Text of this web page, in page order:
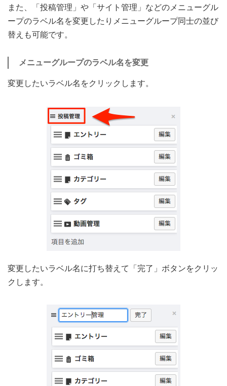
また、「投稿管理」や「サイト管理」などのメニューグル
ープのラベル名を変更したりメニューグループ同士の並び
替えも可能です。
メニューグループのラベル名を変更
変更したいラベル名をクリックします。
変更したいラベル名に打ち替えて「完了」ボタンをクリッ
クします。